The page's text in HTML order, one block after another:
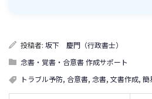
投稿者: 坂下 慶門（行政書士）
念書・覚書・合意書 作成サポート
トラブル予防, 合意書, 念書, 文書作成, 簡